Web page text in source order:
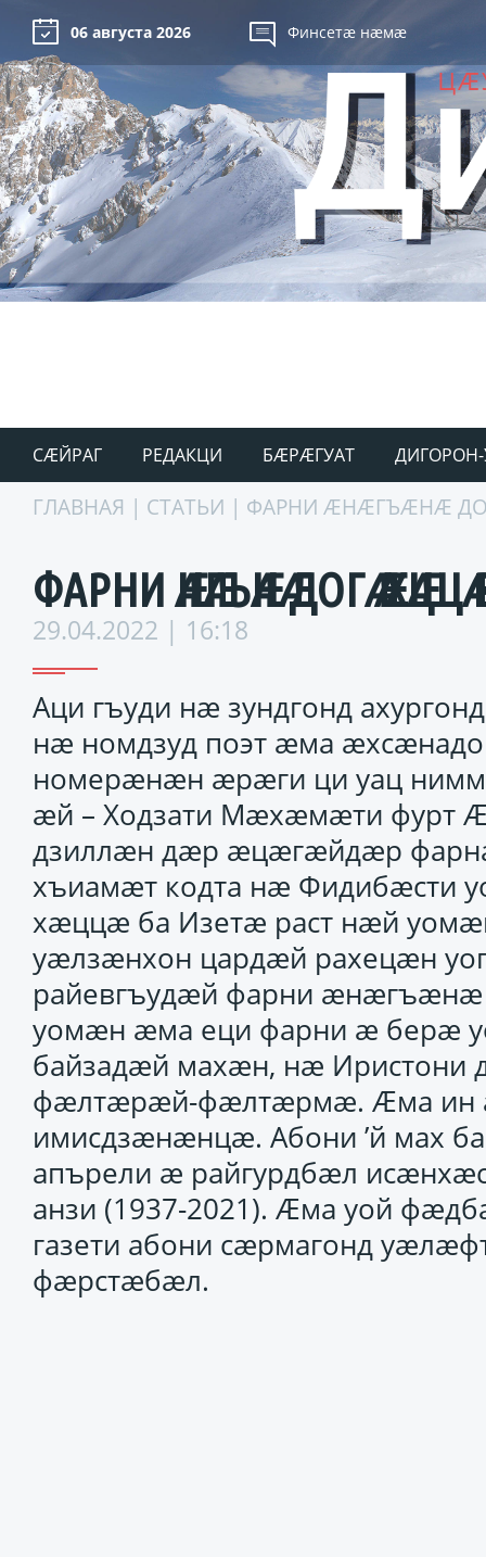
06 августа 2026 Финсетæ нæмæ
СÆЙРАГ РЕДАКЦИ БÆРÆГУАТ ДИГОРОН-
ГЛАВНАЯ | СТАТЬИ | ФАРНИ ӔНӔГЪӔНӔ
ФАРНИ ӔНӔГЪӔНӔ ДОГӔ Ӕ
29.04.2022 | 16:18
Аци гъуди нӕ зундгонд
нӕ номдзуд поэт ӕма
номерӕнӕн ӕрӕги ци уац
ӕй – Ходзати Мӕхӕмӕти фурт
дзиллӕн дӕр ӕцӕгӕйдӕр
хъиамӕт кодта нӕ Фидибӕсти
хӕццӕ ба Изетӕ раст нӕй
уӕлзӕнхон цардӕй рахецӕн
райевгъудӕй фарни
уомӕн ӕма еци фарни ӕ берӕ
байзадӕй махӕн, нӕ
фӕлтӕрӕй-фӕлтӕрмӕ. Ӕма ин
имисдзӕнӕнцӕ. Абони ’й мах
апърели ӕ райгурдбӕл
анзи (1937-2021). Ӕма уой
газети абони сӕрмагонд
фӕрстӕбӕл.